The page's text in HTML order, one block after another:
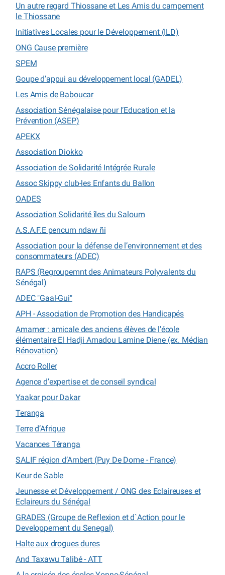
Un autre regard Thiossane et Les Amis du campement
le Thiossane
Initiatives Locales pour le Développement (ILD)
ONG Cause première
SPEM
Goupe d’appui au développement local (GADEL)
Les Amis de Baboucar
Association Sénégalaise pour l’Education et la
Prévention (ASEP)
APEKX
Association Diokko
Association de Solidarité Intégrée Rurale
Assoc Skippy club-les Enfants du Ballon
OADES
Association Solidarité îles du Saloum
A.S.A.F.E pencum ndaw ñi
Association pour la défense de l’environnement et des
consommateurs (ADEC)
RAPS (Regroupemnt des Animateurs Polyvalents du
Sénégal)
ADEC "Gaal-Gui"
APH - Association de Promotion des Handicapés
Amamer : amicale des anciens élèves de l’école
élémentaire El Hadji Amadou Lamine Diene (ex. Médian
Rénovation)
Accro Roller
Agence d’expertise et de conseil syndical
Yaakar pour Dakar
Teranga
Terre d’Afrique
Vacances Téranga
SALIF région d’Ambert (Puy De Dome - France)
Keur de Sable
Jeunesse et Développement / ONG des Eclaireuses et
Eclaireurs du Sénégal
GRADES (Groupe de Reflexion et d`Action pour le
Developpement du Senegal)
Halte aux drogues dures
And Taxawu Talibé - ATT